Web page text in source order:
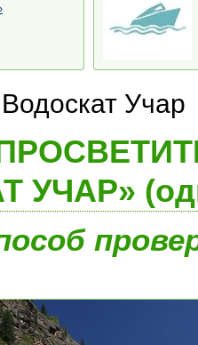
Водоскат Учар
УЧАР»